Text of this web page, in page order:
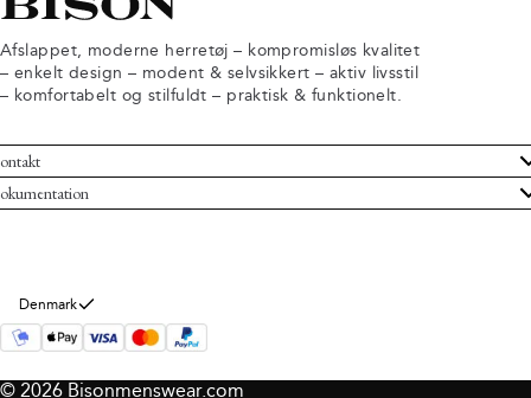
Afslappet, moderne herretøj – kompromisløs kvalitet
– enkelt design – modent & selvsikkert – aktiv livsstil
– komfortabelt og stilfuldt – praktisk & funktionelt.
Bisoninformation
Denmark
© 2026 Bisonmenswear.com